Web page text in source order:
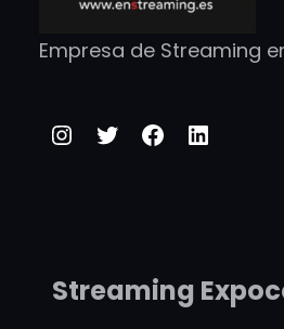
Empresa de Streaming
Instagram
TwitterFacebook
LinkedIn
Streaming